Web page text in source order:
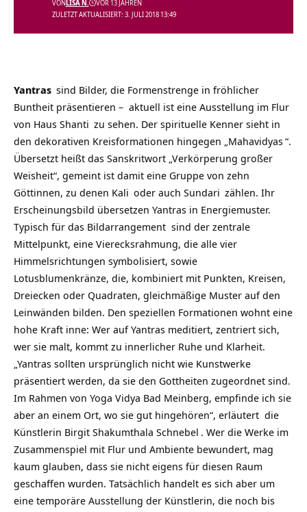
ZULETZT AKTUALISIERT: 3. JULI 2018 13:49
VONLISA N. VOR 13 JAHREN
Yantras sind Bilder, die Formenstrenge in fröhlicher
Buntheit präsentieren – aktuell ist eine Ausstellung im Flur
von Haus Shanti zu sehen. Der spirituelle Kenner sieht in
den dekorativen Kreisformationen hingegen „ Mahavidyas“.
Übersetzt heißt das Sanskritwort „Verkörperung großer
Weisheit“, gemeint ist damit eine Gruppe von zehn
Göttinnen, zu denen Kali oder auch Sundari zählen. Ihr
Erscheinungsbild übersetzen Yantras in Energiemuster.
Typisch für das Bildarrangement sind der zentrale
Mittelpunkt, eine Vierecksrahmung, die alle vier
Himmelsrichtungen symbolisiert, sowie
Lotusblumenkränze, die, kombiniert mit Punkten, Kreisen,
Dreiecken oder Quadraten, gleichmäßige Muster auf den
Leinwänden bilden. Den speziellen Formationen wohnt eine
hohe Kraft inne: Wer auf Yantras meditiert, zentriert sich,
wer sie malt, kommt zu innerlicher Ruhe und Klarheit.
„Yantras sollten ursprünglich nicht wie Kunstwerke
präsentiert werden, da sie den Gottheiten zugeordnet sind.
Im Rahmen von Yoga Vidya Bad Meinberg, empfinde ich sie
aber an einem Ort, wo sie gut hingehören“, erläutert die
Künstlerin Birgit Shakumthala Schnebel . Wer die Werke im
Zusammenspiel mit Flur und Ambiente bewundert, mag
kaum glauben, dass sie nicht eigens für diesen Raum
geschaffen wurden. Tatsächlich handelt es sich aber um
eine temporäre Ausstellung der Künstlerin, die noch bis